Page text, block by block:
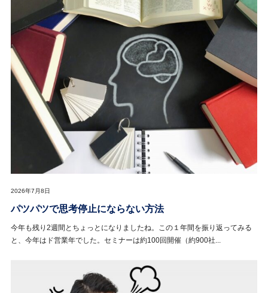
2026年7月8日
パツパツで思考停止にならない方法
今年も残り2週間とちょっとになりましたね。この１年間を振り返ってみる
と、今年はド営業年でした。セミナーは約100回開催（約900社...